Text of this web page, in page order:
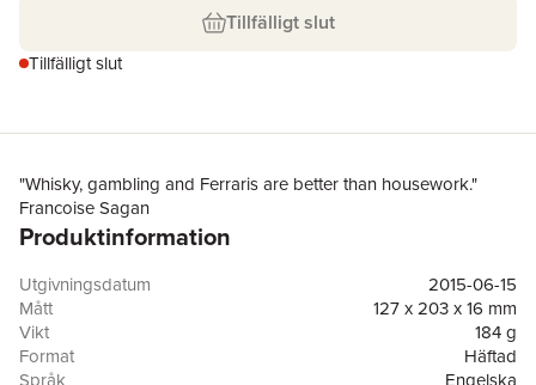
Tillfälligt slut
Tillfälligt slut
"Whisky, gambling and Ferraris are better than housework."
Francoise Sagan
Produktinformation
Utgivningsdatum
2015-06-15
Mått
127 x 203 x 16 mm
Vikt
184 g
Format
Häftad